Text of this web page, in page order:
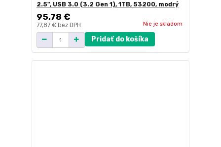
2.5", USB 3.0 (3.2 Gen 1), 1TB, 53200, modrý
95,78 €
77,87 € bez DPH Nie je skladom
Pridať do košíka